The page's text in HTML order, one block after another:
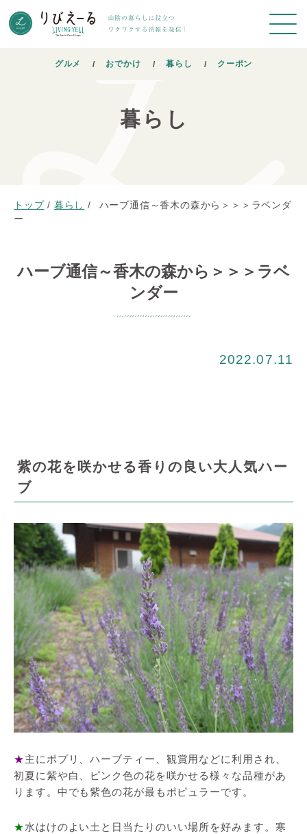
グルメ おでかけ 暮らし クーポン
暮らし
トップ / 暮らし /
ハーブ通信～香木の森から＞＞＞ラベンダ
ー
ハーブ通信～香木の森から＞＞＞ラベ
ンダー
2022.07.11
紫の花を咲かせる香りの良い大人気ハー
ブ
★主にポプリ、ハーブティー、観賞用などに利用され、
初夏に紫や白、ピンク色の花を咲かせる様々な品種があ
ります。中でも紫色の花が最もポピュラーです。
★水はけのよい土と日当たりのいい場所を好みます。寒